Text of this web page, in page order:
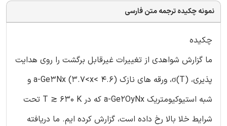
نمونه چکیده ترجمه متن فارسی
چکیده
ما گزارش شواهدی از تغییرات غیرقابل برگشت را روی هدایت
پذیری، σ(T)، ورقه های نازک (a-Ge3Nx (3.7<x< 4.6 و
شبه استیوکیومتریک a-Ge2OyNx که در T ≳ 630 K تحت
شرایط خلا بالا رخ داده است، گزارش کرده ایم. ما دریافته